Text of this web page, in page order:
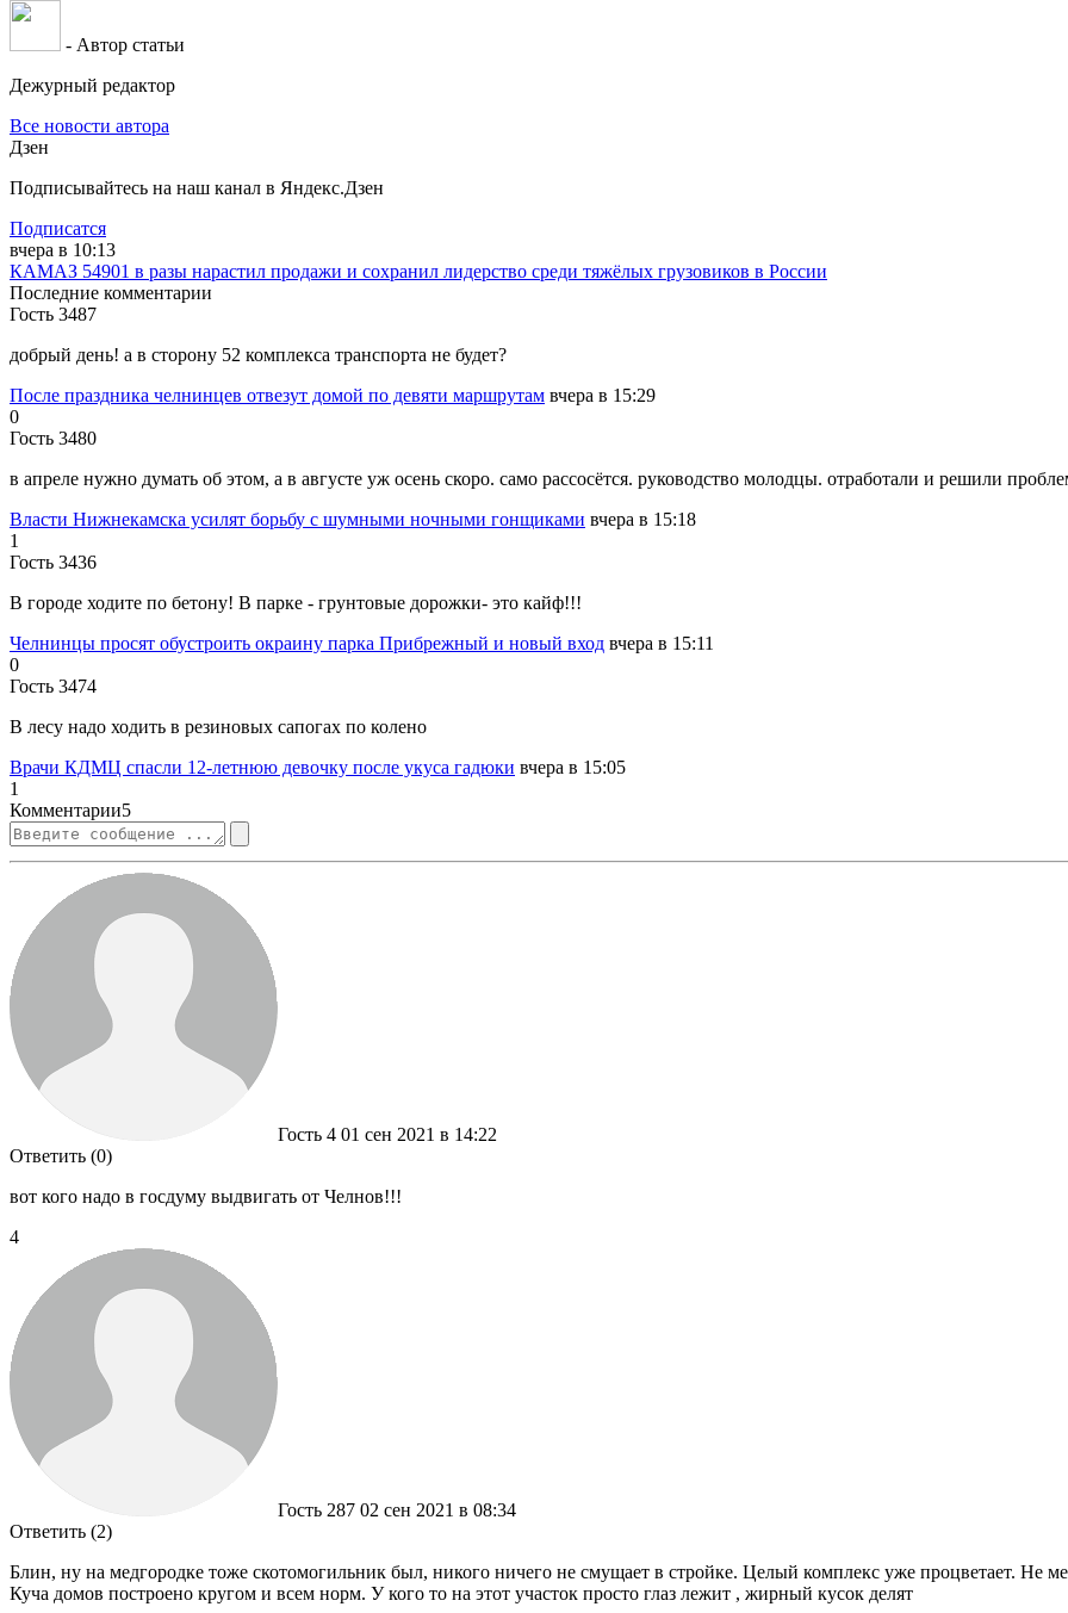
- Автор статьи
Дежурный редактор
Все новости автора
Дзен
Подписывайтесь на наш канал в Яндекс.Дзен
Подписатся
вчера в 10:13
КАМАЗ 54901 в разы нарастил продажи и сохранил лидерство среди тяжёлых грузовиков в России
Последние комментарии
Гость 3487
добрый день! а в сторону 52 комплекса транспорта не будет?
После праздника челнинцев отвезут домой по девяти маршрутам вчера в 15:29
0
Гость 3480
в апреле нужно думать об этом, а в августе уж осень скоро. само рассосётся. руководство молодцы. отработали и решили
Власти Нижнекамска усилят борьбу с шумными ночными гонщиками вчера в 15:18
1
Гость 3436
В городе ходите по бетону! В парке - грунтовые дорожки- это кайф!!!
Челнинцы просят обустроить окраину парка Прибрежный и новый вход вчера в 15:11
0
Гость 3474
В лесу надо ходить в резиновых сапогах по колено
Врачи КДМЦ спасли 12-летнюю девочку после укуса гадюки вчера в 15:05
1
Комментарии5
Гость 4 01 сен 2021 в 14:22
Ответить (0)
вот кого надо в госдуму выдвигать от Челнов!!!
4
Гость 287 02 сен 2021 в 08:34
Ответить (2)
Блин, ну на медгородке тоже скотомогильник был, никого ничего не смущает в стройке. Целый комплекс уже процветает. Не
Куча домов построено кругом и всем норм. У кого то на этот участок просто глаз лежит , жирный кусок делят